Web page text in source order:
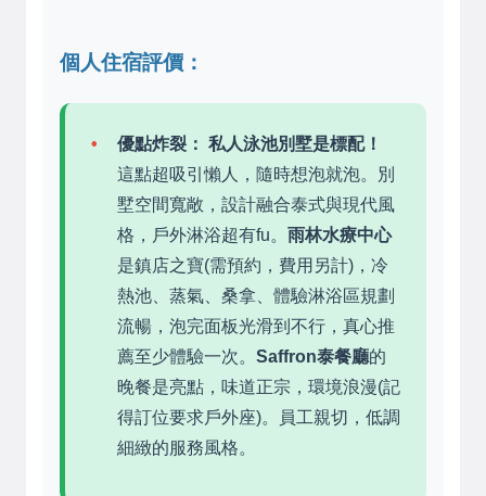
個人住宿評價：
優點炸裂： 私人泳池別墅是標配！
這點超吸引懶人，隨時想泡就泡。別
墅空間寬敞，設計融合泰式與現代風
格，戶外淋浴超有fu。 雨林水療中心
是鎮店之寶(需預約，費用另計)，冷
熱池、蒸氣、桑拿、體驗淋浴區規劃
流暢，泡完面板光滑到不行，真心推
薦至少體驗一次。 Saffron泰餐廳的
晚餐是亮點，味道正宗，環境浪漫(記
得訂位要求戶外座)。員工親切，低調
細緻的服務風格。